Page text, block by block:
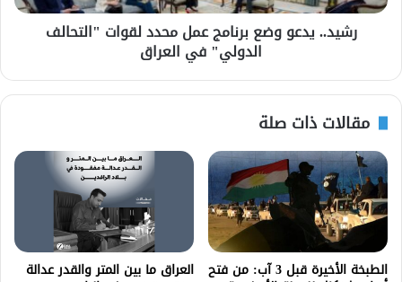
رشيد.. يدعو وضع برنامج عمل محدد لقوات "التحالف
الدولي" في العراق
مقالات ذات صلة
الطبخة الأخيرة قبل 3 آب: من فتح العراق ما بين المتر والقدر عدالة